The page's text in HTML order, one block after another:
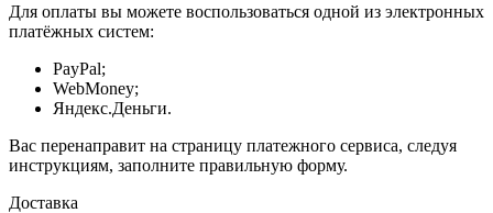
Для оплаты вы можете воспользоваться одной из электронных
платёжных систем:
PayPal;
WebMoney;
Яндекс.Деньги.
Вас перенаправит на страницу платежного сервиса, следуя
инструкциям, заполните правильную форму.
Доставка